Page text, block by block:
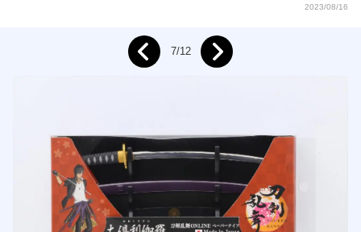
2023/08/16
7/12